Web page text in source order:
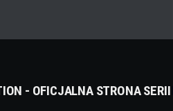
- OFICJALNA STRONA SERII